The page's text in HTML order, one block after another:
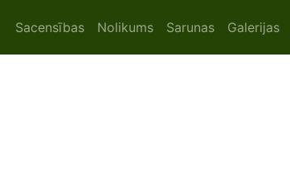
Main navigation
Sacensības Nolikums Sarunas Galerijas